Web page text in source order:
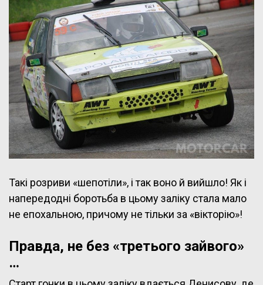
Такі розриви «шепотіли», і так воно й вийшло! Як і
напередодні боротьба в цьому заліку стала мало
не епохальною, причому не тільки за «вікторію»!
Правда, не без «третього зайвого»
…